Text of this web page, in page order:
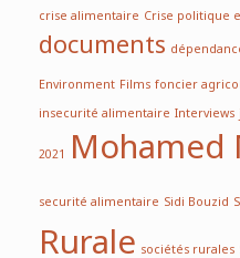
crise alimentaire Crise politique
documents
Environment Filmsfoncier
insecurité alimentaire Interviews
2021 Mohamed
securité alimentaire Sidi Bouzid
Rurale sociétés rurales